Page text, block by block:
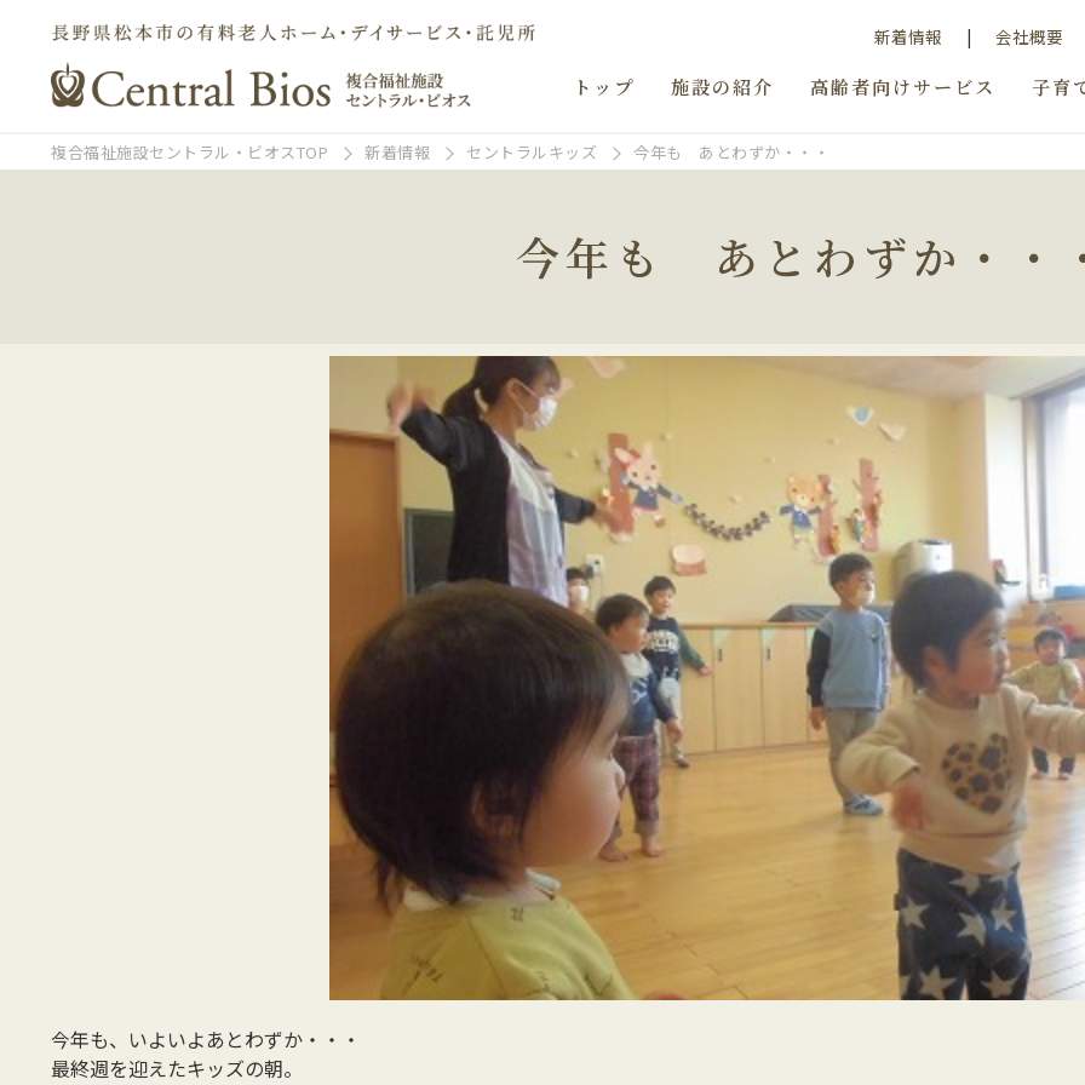
新着情報 会社概要
トップ 施設の紹介 高齢者向けサービス 子育
複合福祉施設セントラル・ビオスTOP 新着情報 セントラルキッズ 今年も あとわずか・・・
今年も あとわずか・・
今年も、いよいよあとわずか・・・
最終週を迎えたキッズの朝。